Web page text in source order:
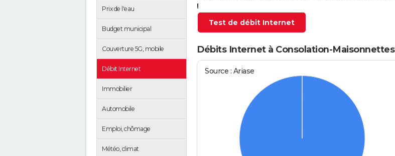
Prix de l'eau
Budget municipal
Couverture 5G, mobile
Débit Internet
Immobilier
Automobile
Emploi, chômage
Météo, climat
!
Test de débit Internet
Débits Internet à Consolation-Maisonnettes
Source : Ariase